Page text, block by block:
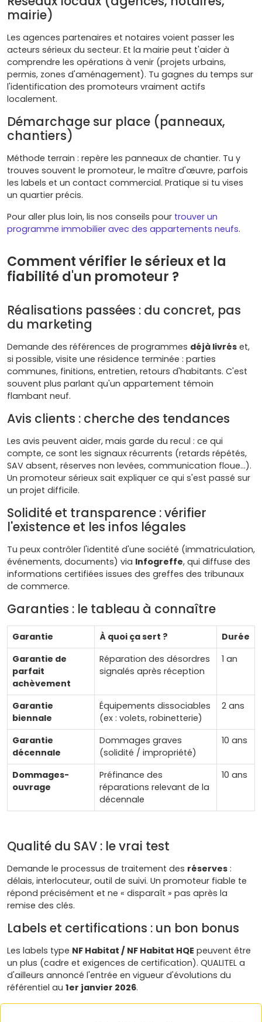
mairie)
Les agences partenaires et notaires voient passer les
acteurs sérieux du secteur. Et la mairie peut t'aider à
comprendre les opérations à venir (projets urbains,
permis, zones d'aménagement). Tu gagnes du temps sur
l'identification des promoteurs vraiment actifs
localement.
Démarchage sur place (panneaux,
chantiers)
Méthode terrain : repère les panneaux de chantier. Tu y
trouves souvent le promoteur, le maître d'œuvre, parfois
les labels et un contact commercial. Pratique si tu vises
un quartier précis.
Pour aller plus loin, lis nos conseils pour trouver un
programme immobilier avec des appartements neufs.
Comment vérifier le sérieux et la
fiabilité d'un promoteur ?
Réalisations passées : du concret, pas
du marketing
Demande des références de programmes déjà livrés et,
si possible, visite une résidence terminée : parties
communes, finitions, entretien, retours d'habitants. C'est
souvent plus parlant qu'un appartement témoin
flambant neuf.
Avis clients : cherche des tendances
Les avis peuvent aider, mais garde du recul : ce qui
compte, ce sont les signaux récurrents (retards répétés,
SAV absent, réserves non levées, communication floue…).
Un promoteur sérieux sait expliquer ce qui s'est passé sur
un projet difficile.
Solidité et transparence : vérifier
l'existence et les infos légales
Tu peux contrôler l'identité d'une société (immatriculation,
événements, documents) via Infogreffe, qui diffuse des
informations certifiées issues des greffes des tribunaux
de commerce.
Garanties : le tableau à connaître
Garantie À quoi ça sert ?
Durée
Garantie de
parfait
achèvement
Réparation des désordres
signalés après réception
1 an
Garantie
biennale
Équipements dissociables
(ex : volets, robinetterie)
2 ans
Garantie
décennale
Dommages graves
(solidité / impropriété)
10 ans
Dommages-
ouvrage
Préfinance des
réparations relevant de la
décennale
10 ans
Qualité du SAV : le vrai test
Demande le processus de traitement des réserves :
délais, interlocuteur, outil de suivi. Un promoteur fiable te
répond précisément et ne « disparaît » pas après la
remise des clés.
Labels et certifications : un bon bonus
Les labels type NF Habitat / NF Habitat HQE peuvent être
un plus (cadre et exigences de certification). QUALITEL a
d'ailleurs annoncé l'entrée en vigueur d'évolutions du
référentiel au 1er janvier 2026.